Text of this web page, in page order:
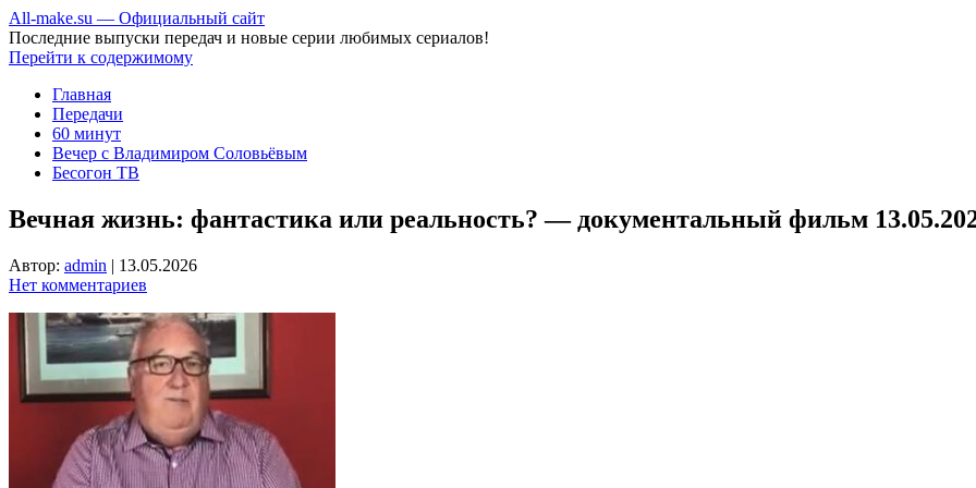
All-make.su — Официальный сайт
Последние выпуски передач и новые серии любимых сериалов!
Перейти к содержимому
Главная
Передачи
60 минут
Вечер с Владимиром Соловьёвым
Бесогон ТВ
Вечная жизнь: фантастика или реальность? — документальный фильм
Автор: admin | 13.05.2026
Нет комментариев